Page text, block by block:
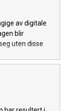
av digitale
blir
uten disse